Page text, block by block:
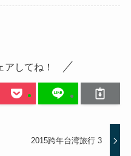
アしてね！
2015跨年台湾旅行 3